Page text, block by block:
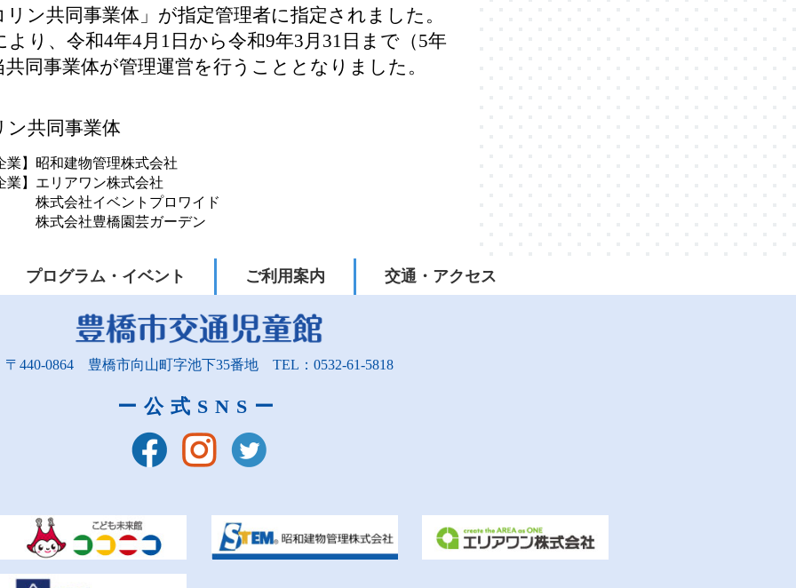
リン共同事業体」が指定管理者に指定されました。
より、令和4年4月1日から令和9年3月31日まで（5年
共同事業体が管理運営を行うこととなりました。
ン共同事業体
】 昭和建物管理株式会社
】 エリアワン株式会社
株式会社イベントプロワイド
株式会社豊橋園芸ガーデン
プログラム・ イベント ご利用案内 交通・アクセス
〒440-0864 豊橋市向山町字池下35番地 TEL：0532-61-5818
ー公式SNSー